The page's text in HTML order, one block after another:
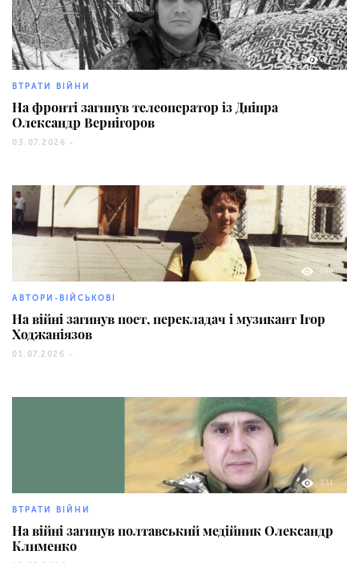
72
ВТРАТИ ВІЙНИ
На фронті загинув телеоператор із Дніпра
Олександр Вернігоров
03.07.2026 -
194
АВТОРИ-ВІЙСЬКОВІ
На війні загинув поет, перекладач і музикант Ігор
Ходжаніязов
01.07.2026 -
331
ВТРАТИ ВІЙНИ
На війні загинув полтавський медійник Олександр
Клименко